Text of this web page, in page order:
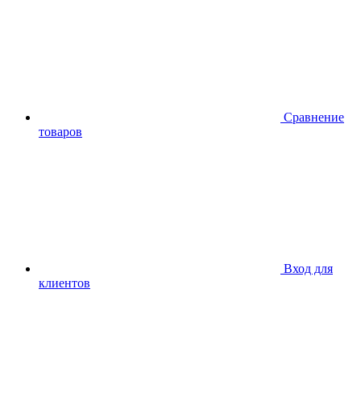
Сравнение
товаров
Вход для
клиентов